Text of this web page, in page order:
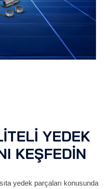
YEDEK
KEŞFEDİN
yedek parçaları konusunda